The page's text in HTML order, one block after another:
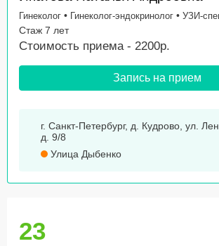
Гинеколог • Гинеколог-эндокринолог • УЗИ-
Стаж 7 лет
Стоимость приема - 2200р.
Запись на прием
г. Санкт-Петербург, д. Кудрово, ул.
д. 9/8
Улица Дыбенко
23